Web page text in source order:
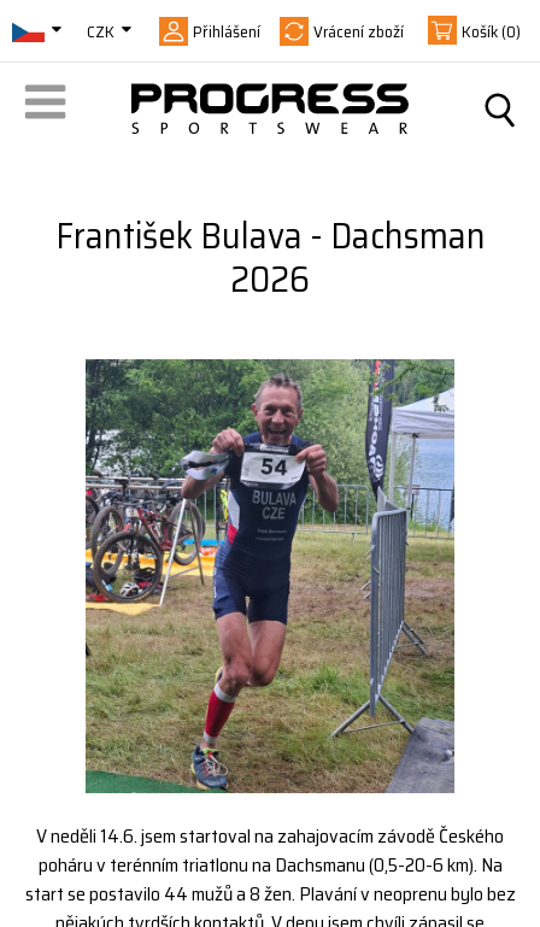
CZK Přihlášení Vrácení zboží Košík(0)
František Bulava - Dachsman
2026
V neděli 14.6. jsem startoval na zahajovacím závodě Českého
poháru v terénním triatlonu na Dachsmanu (0,5-20-6 km). Na
start se postavilo 44 mužů a 8 žen. Plavání v neoprenu bylo bez